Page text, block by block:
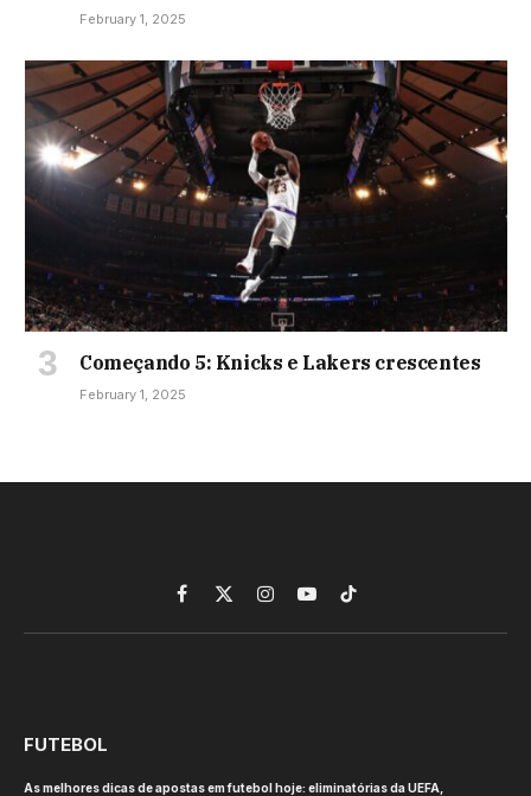
February 1, 2025
Começando 5: Knicks e Lakers crescentes
February 1, 2025
Facebook
X
(Twitter)
InstagramYouTubeTikTok
FUTEBOL
As melhores dicas de apostas em futebol hoje: eliminatórias da UEFA,